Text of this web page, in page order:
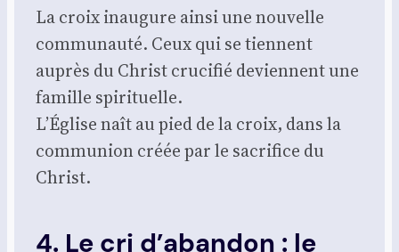
La croix inau­gure ain­si une nou­velle
com­mu­nau­té. Ceux qui se tiennent
auprès du Christ cru­ci­fié deviennent une
famille spi­ri­tuelle.
L’Église naît au pied de la croix, dans la
com­mu­nion créée par le sacri­fice du
Christ.
4. Le cri d’abandon : le